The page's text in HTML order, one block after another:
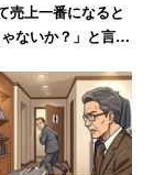
売上一番になると
ないか？」と言わ